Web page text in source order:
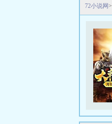
72小说网>